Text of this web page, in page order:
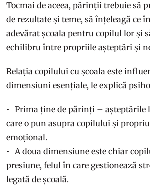
Tocmai de aceea, părinții trebuie să
de rezultate și teme, să înțeleagă ce
adevărat școala pentru copilul lor și
echilibru între propriile așteptări și
Relația copilului cu școala este
dimensiuni esențiale, le explică
Prima ține de părinți – așteptările
care o pun asupra copilului și
emoțional.
A doua dimensiune este chiar
presiune, felul în care gestionează
legată de școală.